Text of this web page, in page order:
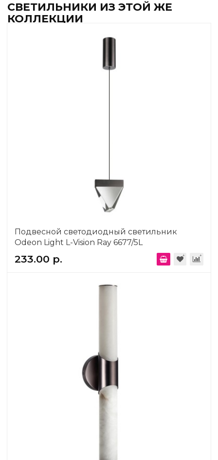
СВЕТИЛЬНИКИ ИЗ ЭТОЙ ЖЕ
КОЛЛЕКЦИИ
Подвесной светодиодный светильник
Odeon Light L-Vision Ray 6677/5L
233.00 р.